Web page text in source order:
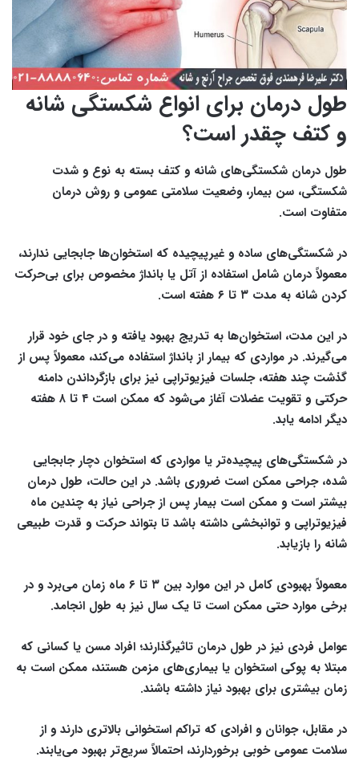
طول درمان برای انواع شکستگی شانه
و کتف چقدر است؟
طول درمان شکستگی‌های شانه و کتف بسته به نوع و شدت
شکستگی، سن بیمار، وضعیت سلامتی عمومی و روش درمان
متفاوت است.
در شکستگی‌های ساده و غیرپیچیده که استخوان‌ها جابجایی ندارند،
معمولاً درمان شامل استفاده از آتل یا بانداژ مخصوص برای بی‌حرکت
کردن شانه به مدت ۳ تا ۶ هفته است.
در این مدت، استخوان‌ها به تدریج بهبود یافته و در جای خود قرار
می‌گیرند. در مواردی که بیمار از بانداژ استفاده می‌کند، معمولاً پس از
گذشت چند هفته، جلسات فیزیوتراپی نیز برای بازگرداندن دامنه
حرکتی و تقویت عضلات آغاز می‌شود که ممکن است ۴ تا ۸ هفته
دیگر ادامه یابد.
در شکستگی‌های پیچیده‌تر یا مواردی که استخوان دچار جابجایی
شده، جراحی ممکن است ضروری باشد. در این حالت، طول درمان
بیشتر است و ممکن است بیمار پس از جراحی نیاز به چندین ماه
فیزیوتراپی و توانبخشی داشته باشد تا بتواند حرکت و قدرت طبیعی
شانه را بازیابد.
معمولاً بهبودی کامل در این موارد بین ۳ تا ۶ ماه زمان می‌برد و در
برخی موارد حتی ممکن است تا یک سال نیز به طول انجامد.
عوامل فردی نیز در طول درمان تاثیرگذارند؛ افراد مسن یا کسانی که
مبتلا به پوکی استخوان یا بیماری‌های مزمن هستند، ممکن است به
زمان بیشتری برای بهبود نیاز داشته باشند.
در مقابل، جوانان و افرادی که تراکم استخوانی بالاتری دارند و از
سلامت عمومی خوبی برخوردارند، احتمالاً سریع‌تر بهبود می‌یابند.